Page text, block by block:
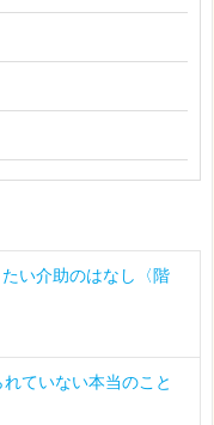
い介助のはなし〈階
ていない本当のこと